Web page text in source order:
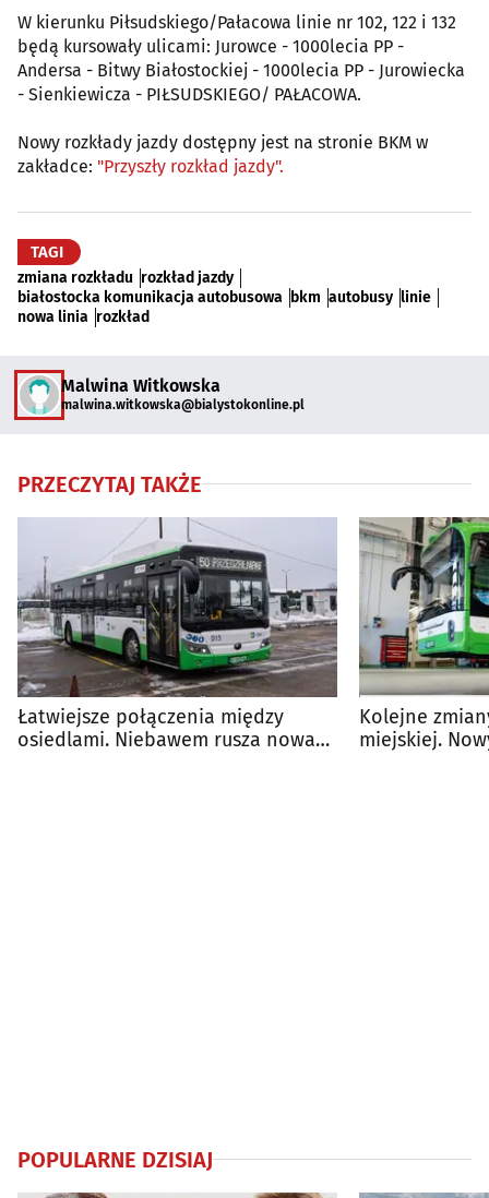
W kierunku Piłsudskiego/Pałacowa linie nr 102, 122 i 132
będą kursowały ulicami: Jurowce - 1000lecia PP -
Andersa - Bitwy Białostockiej - 1000lecia PP - Jurowiecka
- Sienkiewicza - PIŁSUDSKIEGO/ PAŁACOWA.
Nowy rozkłady jazdy dostępny jest na stronie BKM w
zakładce: "Przyszły rozkład jazdy".
TAGI
zmiana rozkładu rozkład jazdy
białostocka komunikacja autobusowa bkm autobusy linie
nowa linia rozkład
Malwina Witkowska
malwina.witkowska@bialystokonline.pl
PRZECZYTAJ TAKŻE
Łatwiejsze połączenia między
osiedlami. Niebawem rusza nowa
Kolejne
miejskiej.
POPULARNE DZISIAJ